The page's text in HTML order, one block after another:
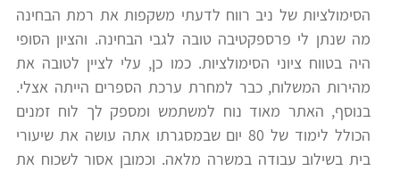
תלמידים
ממליצים
ניב
רווח
חיפוש
לימודים
הסימולציות של ניב רווח לדעתי משקפות את רמת הבחינה
מה שנתן לי פרספקטיבה טובה לגבי הבחינה. והציון הסופי
היה בטווח ציוני הסימולציות. כמו כן, עלי לציין לטובה את
מהירות המשלוח, כבר למחרת ערכת הספרים הייתה אצלי.
בנוסף, האתר מאוד נוח למשתמש ומספק לך לוח זמנים
הכולל לימוד של 80 יום שבמסגרתו אתה עושה את שיעורי
בית בשילוב עבודה במשרה מלאה. וכמובן אסור לשכוח את